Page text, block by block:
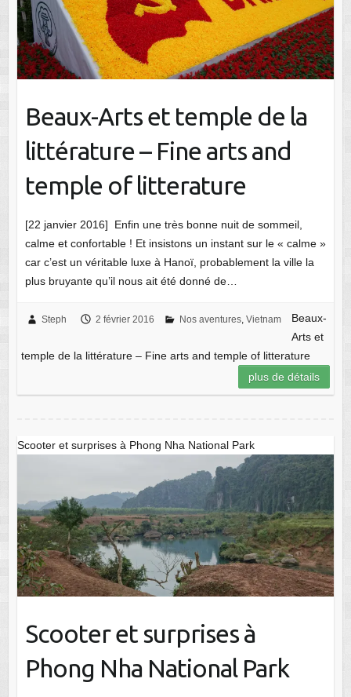
Beaux-Arts et temple de la
littérature – Fine arts and
temple of litterature
[22 janvier 2016] Enfin une très bonne nuit de sommeil,
calme et confortable ! Et insistons un instant sur le « calme »
car c’est un véritable luxe à Hanoï, probablement la ville la
plus bruyante qu’il nous ait été donné de…
Steph 2 février 2016 Nos aventures, Vietnam
Beaux-
Arts et
temple de la littérature – Fine arts and temple of litterature
plus de détails
Scooter et surprises à Phong Nha National Park
Scooter et surprises à
Phong Nha National Park